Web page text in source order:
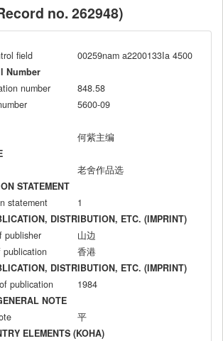
no. 262948)
field
00259nam a2200133Ia 4500
Number
number
848.58
5600-09
何紫主编
老舍作品选
STATEMENT
statement
1
DISTRIBUTION, ETC. (IMPRINT)
publisher
山边
publication
香港
DISTRIBUTION, ETC. (IMPRINT)
publication
1984
NOTE
平
ELEMENTS (KOHA)